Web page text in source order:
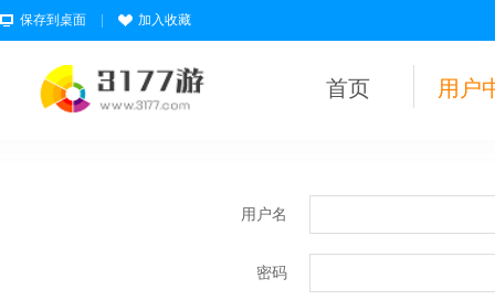
保存到桌面 加入收藏
首页 用户
用户名
密码